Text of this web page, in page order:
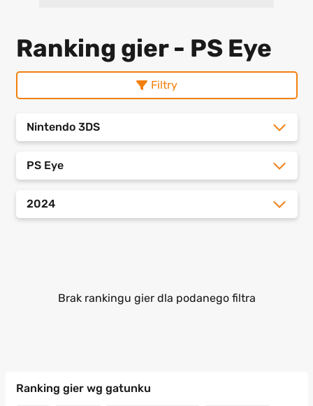
Ranking gier - PS Eye
Filtry
Nintendo 3DS
PS Eye
2024
Brak rankingu gier dla podanego filtra
Ranking gier wg gatunku